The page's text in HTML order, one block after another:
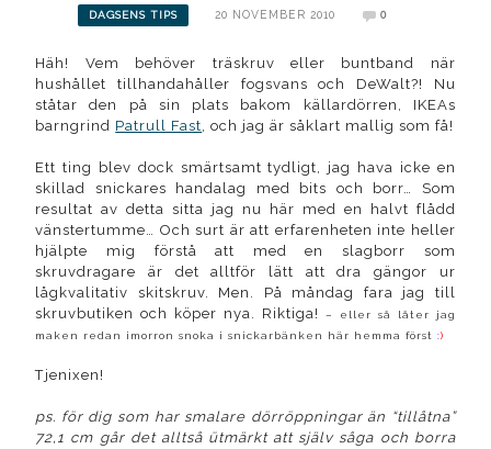
DAGSENS TIPS 20 NOVEMBER 2010 0
Häh! Vem behöver träskruv eller buntband när
hushållet tillhandahåller fogsvans och DeWalt?! Nu
ståtar den på sin plats bakom källardörren, IKEAs
barngrind Patrull Fast , och jag är såklart mallig som få!
Ett ting blev dock smärtsamt tydligt, jag hava icke en
skillad snickares handalag med bits och borr… Som
resultat av detta sitta jag nu här med en halvt flådd
vänstertumme… Och surt är att erfarenheten inte heller
hjälpte mig förstå att med en slagborr som
skruvdragare är det alltför lätt att dra gängor ur
lågkvalitativ skitskruv. Men. På måndag fara jag till
skruvbutiken och köper nya. Riktiga!
– eller så låter jag
maken redan imorron snoka i snickarbänken här hemma först:)
Tjenixen!
ps. för dig som har smalare dörröppningar än “tillåtna”
72,1 cm går det alltså ütmärkt att själv såga och borra